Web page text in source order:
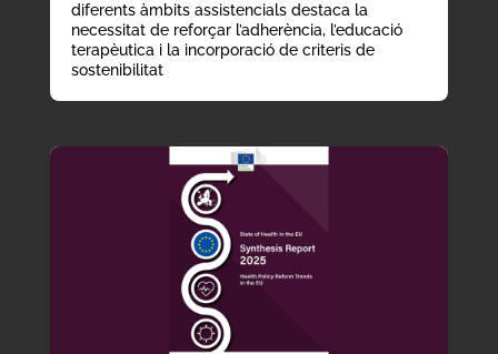
diferents àmbits assistencials destaca la
necessitat de reforçar l’adherència, l’educació
terapèutica i la incorporació de criteris de
sostenibilitat